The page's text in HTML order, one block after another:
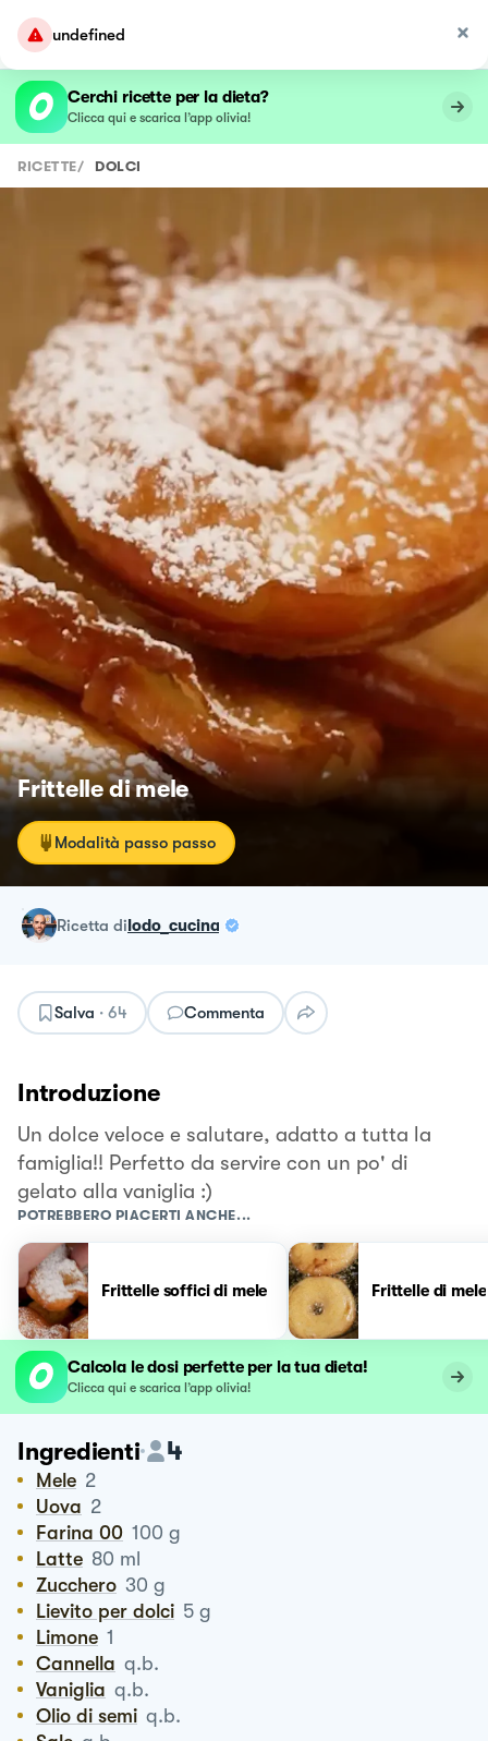
undefined
Cerchi ricette per la dieta?
Clicca qui e scarica l’app olivia!
RICETTE/ DOLCI
Frittelle di mele
Modalità passo passo
ricetta dilodo_cucina
Salva · 64 Commenta
Introduzione
Un dolce veloce e salutare, adatto a tutta la
famiglia!! Perfetto da servire con un po' di
gelato alla vaniglia :)
POTREBBERO PIACERTI ANCHE...
Frittelle soffici di mele Frittelle di mele
Calcola le dosi perfette per la tua dieta!
Clicca qui e scarica l’app olivia!
Ingredienti 4
Mele 2
Uova 2
Farina 00 100 g
Latte 80 ml
Zucchero 30 g
Lievito per dolci 5 g
Limone 1
Cannella q.b.
Vaniglia q.b.
Olio di semi q.b.